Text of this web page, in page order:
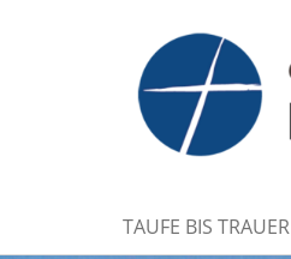
TAUFE BIS TRAUER